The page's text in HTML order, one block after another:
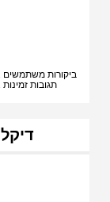
32 ביקורות משתמשים
12 תגובות זמינות